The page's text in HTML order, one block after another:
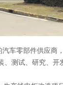
车零部件供应商
、测试、研究、